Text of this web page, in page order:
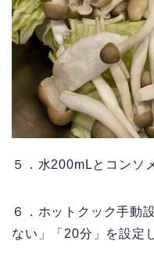
５．水200mLとコンソ
６．ホットクック手動
ない」「20分」を設定